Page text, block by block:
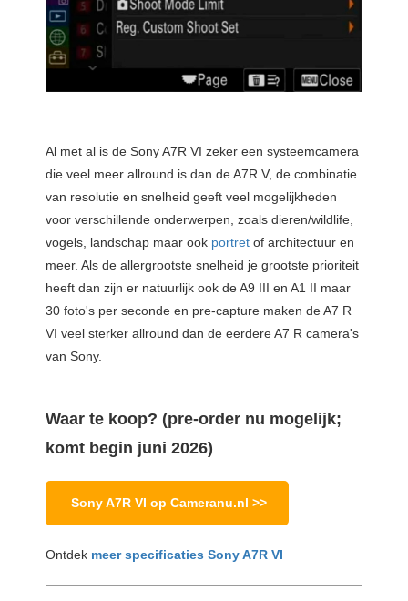
Al met al is de Sony A7R VI zeker een systeemcamera
die veel meer allround is dan de A7R V, de combinatie
van resolutie en snelheid geeft veel mogelijkheden
voor verschillende onderwerpen, zoals dieren/wildlife,
vogels, landschap maar ook portret of architectuur en
meer. Als de allergrootste snelheid je grootste prioriteit
heeft dan zijn er natuurlijk ook de A9 III en A1 II maar
30 foto's per seconde en pre-capture maken de A7 R
VI veel sterker allround dan de eerdere A7 R camera's
van Sony.
Waar te koop? (pre-order nu mogelijk;
komt begin juni 2026)
Sony A7R VI op Cameranu.nl >>
Ontdek meer specificaties Sony A7R VI